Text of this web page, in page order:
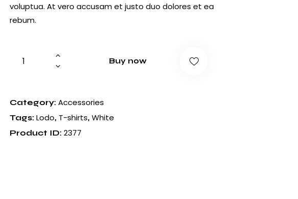
voluptua. At vero accusam et justo duo dolores et ea
rebum.
quantity
Buy now
Category: Accessories
Tags: Lodo, T-shirts, White
Product ID: 2377